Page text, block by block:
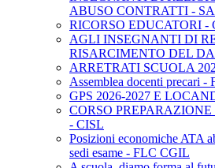
ABUSO CONTRATTI -
RICORSO EDUCATORI -
AGLI INSEGNANTI DI
RISARCIMENTO DEL
ARRETRATI SCUOLA
Assemblea docenti precari -
GPS 2026-2027 E
CORSO
- CISL
Posizioni economiche ATA
sedi esame - FLC CGIL